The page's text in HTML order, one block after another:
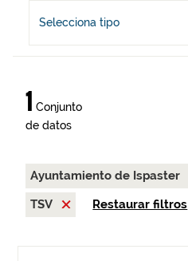
Selecciona tipo
1 Conjunto
de datos
Ayuntamiento de Ispaster
TSV
Restaurar filtros